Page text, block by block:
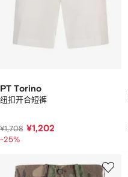
PT Torino
纽扣开合短裤
¥1,708 ¥1,202
-25%